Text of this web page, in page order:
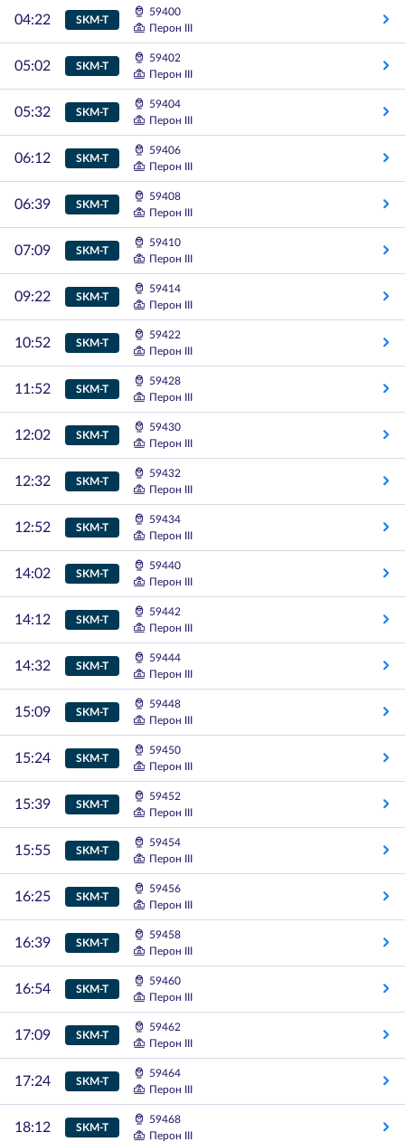
04:22 SKM-T
59400
Перон III
05:02 SKM-T
59402
Перон III
05:32 SKM-T
59404
Перон III
06:12 SKM-T
59406
Перон III
06:39 SKM-T
59408
Перон III
07:09 SKM-T
59410
Перон III
09:22 SKM-T
59414
Перон III
10:52 SKM-T
59422
Перон III
11:52 SKM-T
59428
Перон III
12:02 SKM-T
59430
Перон III
12:32 SKM-T
59432
Перон III
12:52 SKM-T
59434
Перон III
14:02 SKM-T
59440
Перон III
14:12 SKM-T
59442
Перон III
14:32 SKM-T
59444
Перон III
15:09 SKM-T
59448
Перон III
15:24 SKM-T
59450
Перон III
15:39 SKM-T
59452
Перон III
15:55 SKM-T
59454
Перон III
16:25 SKM-T
59456
Перон III
16:39 SKM-T
59458
Перон III
16:54 SKM-T
59460
Перон III
17:09 SKM-T
59462
Перон III
17:24 SKM-T
59464
Перон III
18:12 SKM-T
59468
Перон III